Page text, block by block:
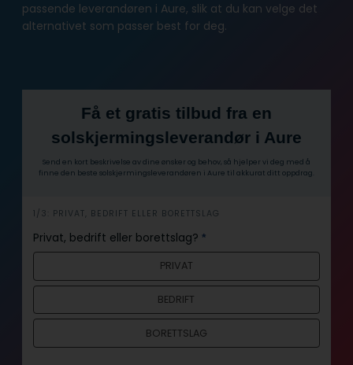
passende leverandøren i Aure, slik at du kan velge det
alternativet som passer best for deg.
Få et gratis tilbud fra en
solskjermingsleverandør i Aure
Send en kort beskrivelse av dine ønsker og behov, så hjelper vi deg med å
finne den beste solskjermingsleverandøren i Aure til akkurat ditt oppdrag.
h
e
r
1/3: PRIVAT, BEDRIFT ELLER BORETTSLAG
Privat, bedrift eller borettslag? *
PRIVAT
BEDRIFT
BORETTSLAG